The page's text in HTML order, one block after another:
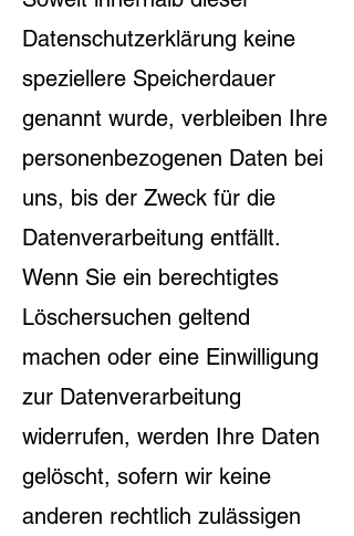
Datenschutzerklärung keine
speziellere Speicherdauer
genannt wurde, verbleiben Ihre
personenbezogenen Daten bei
uns, bis der Zweck für die
Datenverarbeitung entfällt.
Wenn Sie ein berechtigtes
Löschersuchen geltend
machen oder eine Einwilligung
zur Datenverarbeitung
widerrufen, werden Ihre Daten
gelöscht, sofern wir keine
anderen rechtlich zulässigen